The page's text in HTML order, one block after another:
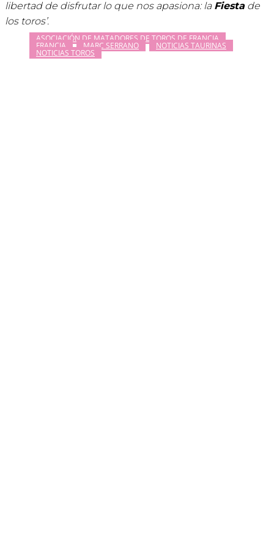
libertad de disfrutar lo que nos apasiona: la Fiestade
los toros’.
ASOCIACIÓN DE MATADORES DE TOROS DE FRANCIA
FRANCIA MARC SERRANO NOTICIAS TAURINAS
NOTICIAS TOROS